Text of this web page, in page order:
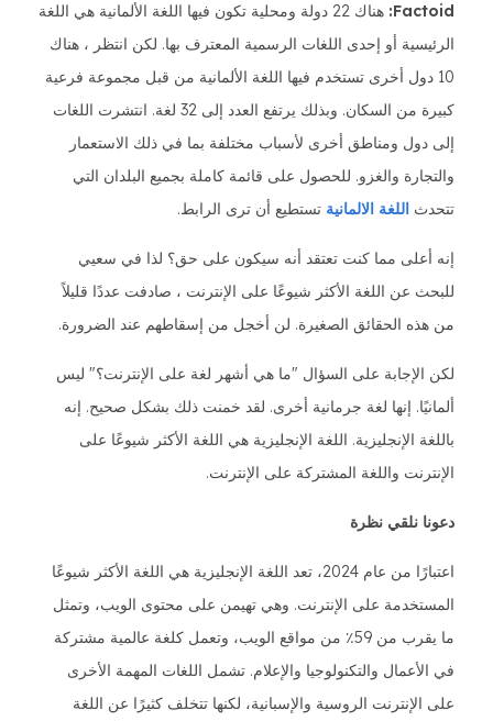
Factoid:
هناك 22 دولة ومحلية تكون فيها اللغة الألمانية هي اللغة
الرئيسية أو إحدى اللغات الرسمية المعترف بها. لكن انتظر ، هناك
10 دول أخرى تستخدم فيها اللغة الألمانية من قبل مجموعة فرعية
كبيرة من السكان. وبذلك يرتفع العدد إلى 32 لغة. انتشرت اللغات
إلى دول ومناطق أخرى لأسباب مختلفة بما في ذلك الاستعمار
والتجارة والغزو. للحصول على قائمة كاملة بجميع البلدان التي
تتحدث اللغة الالمانية تستطيع أن ترى الرابط.
إنه أعلى مما كنت تعتقد أنه سيكون على حق؟ لذا في سعيي
للبحث عن اللغة الأكثر شيوعًا على الإنترنت ، صادفت عددًا قليلاً
من هذه الحقائق الصغيرة. لن أخجل من إسقاطهم عند الضرورة.
لكن الإجابة على السؤال "ما هي أشهر لغة على الإنترنت؟" ليس
ألمانيًا. إنها لغة جرمانية أخرى. لقد خمنت ذلك بشكل صحيح. إنه
باللغة الإنجليزية. اللغة الإنجليزية هي اللغة الأكثر شيوعًا على
الإنترنت واللغة المشتركة على الإنترنت.
دعونا نلقي نظرة
اعتبارًا من عام 2024، تعد اللغة الإنجليزية هي اللغة الأكثر شيوعًا
المستخدمة على الإنترنت. وهي تهيمن على محتوى الويب، وتمثل
ما يقرب من 59٪ من مواقع الويب، وتعمل كلغة عالمية مشتركة
في الأعمال والتكنولوجيا والإعلام. تشمل اللغات المهمة الأخرى
على الإنترنت الروسية والإسبانية، لكنها تتخلف كثيرًا عن اللغة